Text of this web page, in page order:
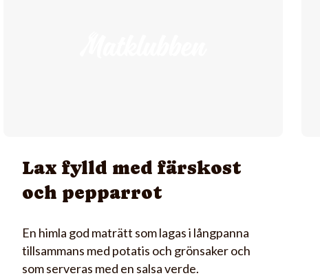
Lax fylld med färskost
och pepparrot
En himla god maträtt som lagas i långpanna
tillsammans med potatis och grönsaker och
som serveras med en salsa verde.